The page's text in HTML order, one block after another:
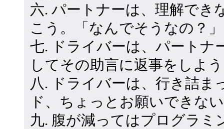
六. パートナーは、理解でき
こう。「なんでそうなの？」
七. ドライバーは、パートナ
してその助言に返事をしよ
八. ドライバーは、行き詰
ド、ちょっとお願いできな
九. 腹が減ってはプログラミ